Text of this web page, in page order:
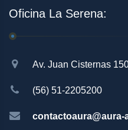
Oficina La Serena:
Av. Juan Cisternas
(56) 51-2205200
contactoaura@aura-